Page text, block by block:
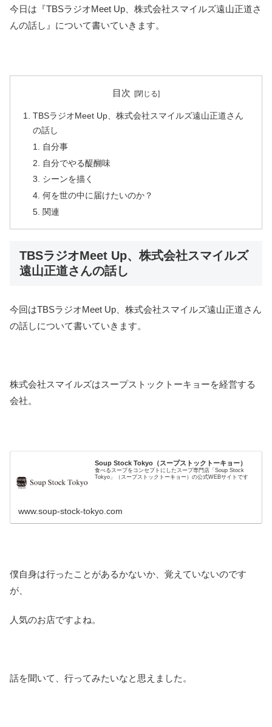
今日は『TBSラジオMeet Up、株式会社スマイルズ遠山正道さ
んの話し』について書いていきます。
目次
TBSラジオMeet Up、株式会社スマイルズ遠山正道さん
の話し
自分事
自分でやる醍醐味
シーンを描く
何を世の中に届けたいのか？
関連
TBSラジオMeet Up、株式会社スマイルズ
遠山正道さんの話し
今回はTBSラジオMeet Up、株式会社スマイルズ遠山正道さん
の話しについて書いていきます。
株式会社スマイルズはスープストックトーキョーを経営する
会社。
Soup Stock Tokyo（スープストックトーキョー）
食べるスープをコンセプトにしたスープ専門店「Soup Stock
Tokyo」（スープストックトーキョー）の公式WEBサイトです
www.soup-stock-tokyo.com
僕自身は行ったことがあるかないか、覚えていないのです
が、
人気のお店ですよね。
話を聞いて、行ってみたいなと思えました。